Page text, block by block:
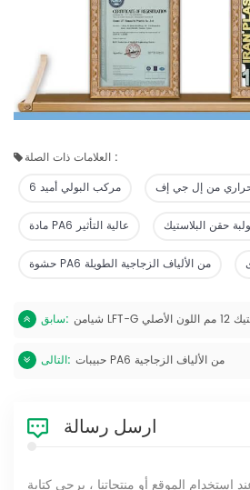
العلامات ذات الصلة :
مركب البولي أميد 6
حراري من إل جي إف
مادة PA6 عالية التأثير حقن البلاستيك
حشوة PA6 من الألياف الزجاجية الطويلة
سابق:
التالى: حبيبات PA6 من الألياف الزجاجية
ارسل رسالة
استخدام الموقع أو منتجاتنا ، يرجى كتابة